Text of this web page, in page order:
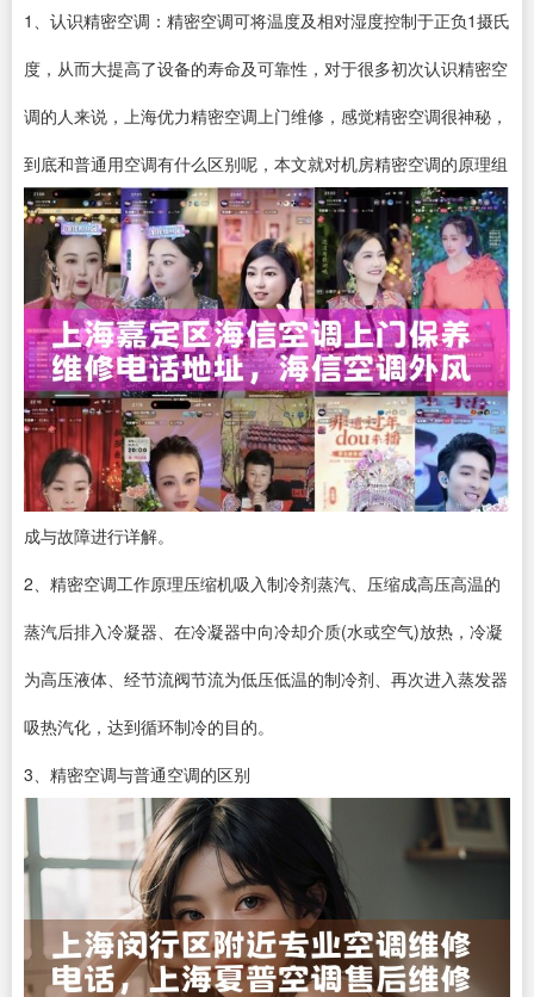
1、认识精密空调：精密空调可将温度及相对湿度控制于正负1摄氏
度，从而大提高了设备的寿命及可靠性，对于很多初次认识精密空
调的人来说，上海优力精密空调上门维修，感觉精密空调很神秘，
到底和普通用空调有什么区别呢，本文就对机房精密空调的原理组
成与故障进行详解。
2、精密空调工作原理压缩机吸入制冷剂蒸汽、压缩成高压高温的
蒸汽后排入冷凝器、在冷凝器中向冷却介质(水或空气)放热，冷凝
为高压液体、经节流阀节流为低压低温的制冷剂、再次进入蒸发器
吸热汽化，达到循环制冷的目的。
3、精密空调与普通空调的区别